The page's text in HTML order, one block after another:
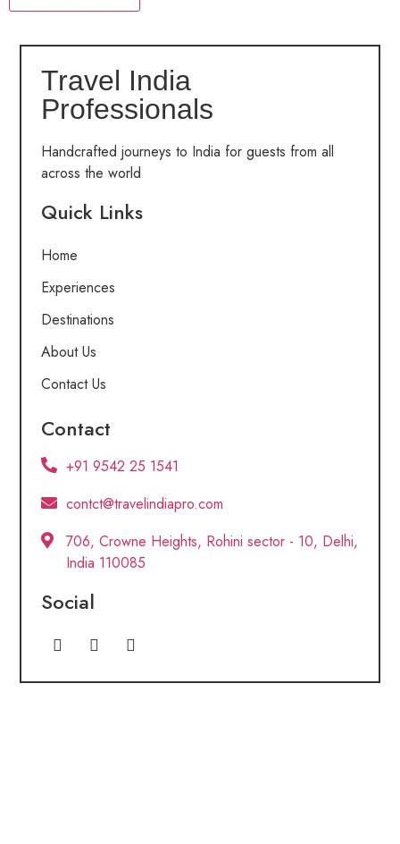
Travel India
Professionals
Handcrafted journeys to India for guests from all
across the world
Quick Links
Home
Experiences
Destinations
About Us
Contact Us
Contact
+91 9542 25 1541
contct@travelindiapro.com
706, Crowne Heights, Rohini sector - 10, Delhi,
India 110085
Social